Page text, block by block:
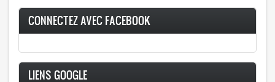
CONNECTEZ AVEC FACEBOOK
LIENS GOOGLE